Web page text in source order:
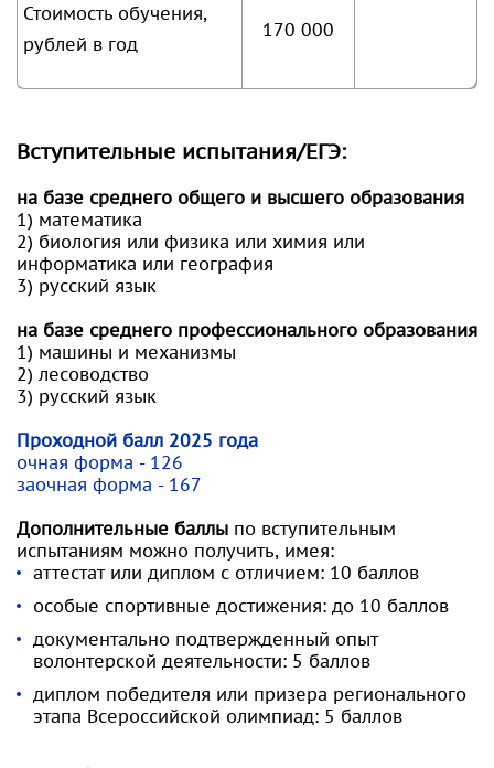
Стоимость обучения,
рублей в год
170 000
Вступительные испытания/ЕГЭ:
на базе среднего общего и высшего образования
1) математика
2) биология или физика или химия или
информатика или география
3) русский язык
на базе среднего профессионального образования
1) машины и механизмы
2) лесоводство
3) русский язык
Проходной балл 2025 года
очная форма - 126
заочная форма - 167
Дополнительные баллы по вступительным
испытаниям можно получить, имея:
аттестат или диплом с отличием: 10 баллов
особые спортивные достижения: до 10 баллов
документально подтвержденный опыт
волонтерской деятельности: 5 баллов
диплом победителя или призера регионального
этапа Всероссийской олимпиад: 5 баллов